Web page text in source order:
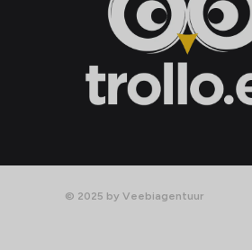
© 2025 by Veebiagentuur